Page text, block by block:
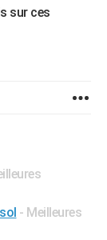
sur ces
- Meilleures